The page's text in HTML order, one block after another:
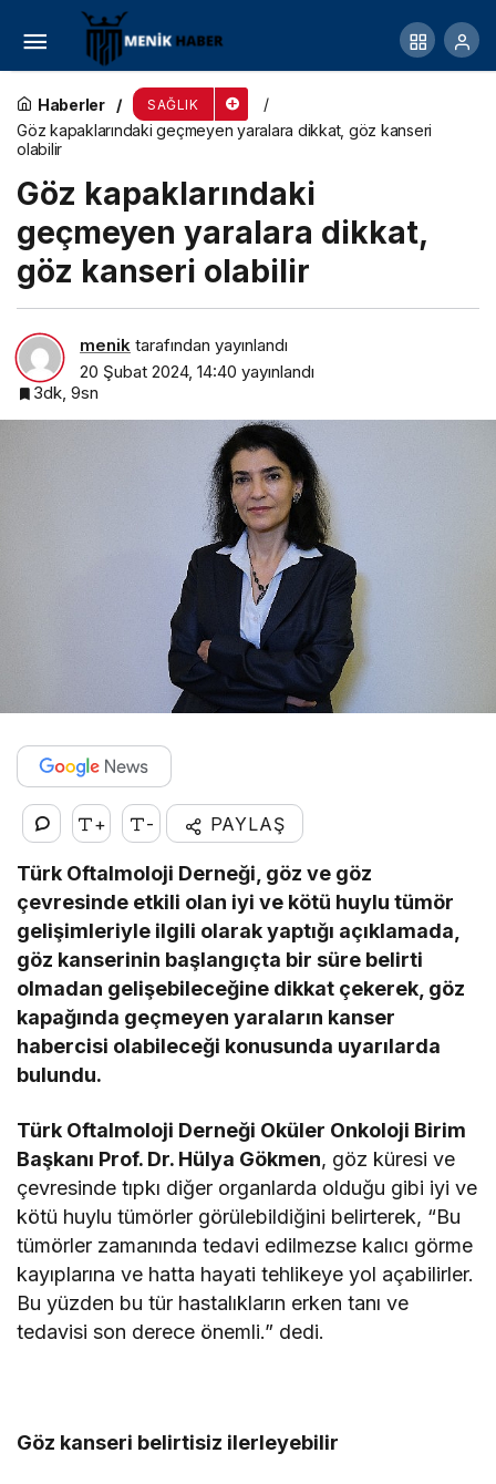
Haberler SAĞLIK
Göz kapaklarındaki geçmeyen yaralara dikkat, göz kanseri
olabilir
Göz kapaklarındaki
geçmeyen yaralara dikkat,
göz kanseri olabilir
menik tarafından yayınlandı
20 Şubat 2024, 14:40 yayınlandı
3dk, 9sn
+ - PAYLAŞ
Türk Oftalmoloji Derneği, göz ve göz
çevresinde etkili olan iyi ve kötü huylu tümör
gelişimleriyle ilgili olarak yaptığı açıklamada,
göz kanserinin başlangıçta bir süre belirti
olmadan gelişebileceğine dikkat çekerek, göz
kapağında geçmeyen yaraların kanser
habercisi olabileceği konusunda uyarılarda
bulundu.
Türk Oftalmoloji Derneği Oküler Onkoloji Birim
Başkanı Prof. Dr. Hülya Gökmen, göz küresi ve
çevresinde tıpkı diğer organlarda olduğu gibi iyi ve
kötü huylu tümörler görülebildiğini belirterek, “Bu
tümörler zamanında tedavi edilmezse kalıcı görme
kayıplarına ve hatta hayati tehlikeye yol açabilirler.
Bu yüzden bu tür hastalıkların erken tanı ve
tedavisi son derece önemli.” dedi.
Göz kanseri belirtisiz ilerleyebilir
Yorayım hemen uyusun demeyin! Uyku öncesi
fiziksel aktivite uykuyu kaçırıyor!